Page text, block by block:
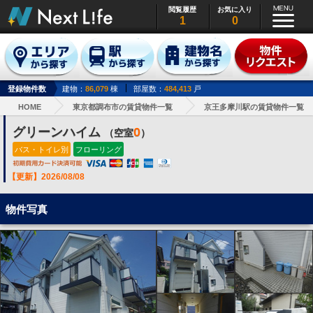
閲覧履歴
1
お気に入り
0
登録物件数 建物： 86,079 棟 部屋数： 484,413 戸
HOME 東京都調布市の賃貸物件一覧 京王多摩川駅の賃貸物件一覧
グリーンハイム （空室0）
バス・トイレ別 フローリング
【更新】2026/08/08
物件写真